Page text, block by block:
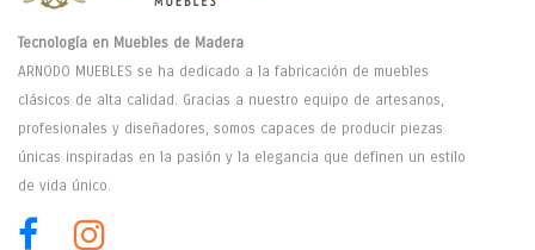
Tecnología en Muebles de Madera
ARNODO MUEBLES se ha dedicado a la fabricación de muebles
clásicos de alta calidad. Gracias a nuestro equipo de artesanos,
profesionales y diseñadores, somos capaces de producir piezas
únicas inspiradas en la pasión y la elegancia que definen un estilo
de vida único.